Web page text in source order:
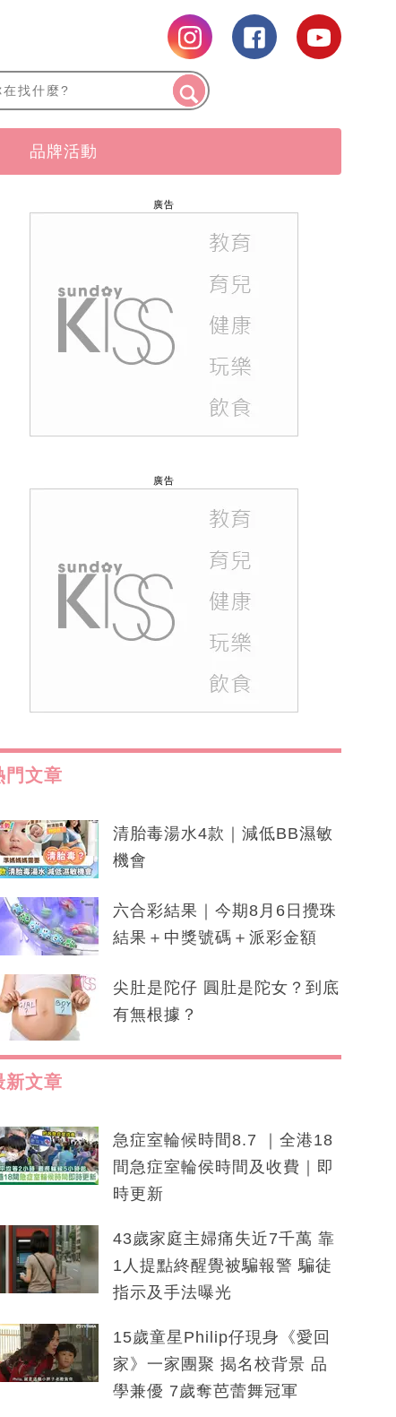
品牌活動
廣告
廣告
門文章
清胎毒湯水4款｜減低BB濕敏
機會
六合彩結果｜今期8月6日攪珠
結果＋中獎號碼＋派彩金額
尖肚是陀仔 圓肚是陀女？到底
有無根據？
新文章
急症室輪候時間8.7 ｜全港18
間急症室輪侯時間及收費｜即
時更新
43歲家庭主婦痛失近7千萬 靠
1人提點終醒覺被騙報警 騙徒
指示及手法曝光
15歲童星Philip仔現身《愛回
家》一家團聚 揭名校背景 品
學兼優 7歲奪芭蕾舞冠軍